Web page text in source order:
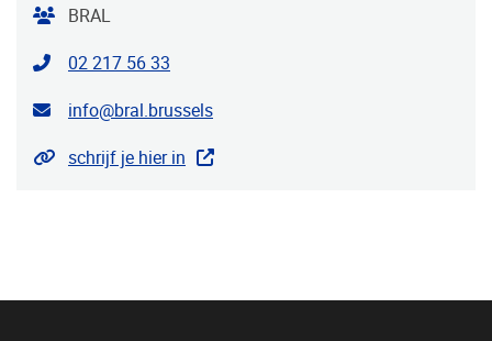
Organiser
BRAL
Contact phone
02 217 56 33
Contact email address
info@bral.brussels
Website
schrijf je hier in